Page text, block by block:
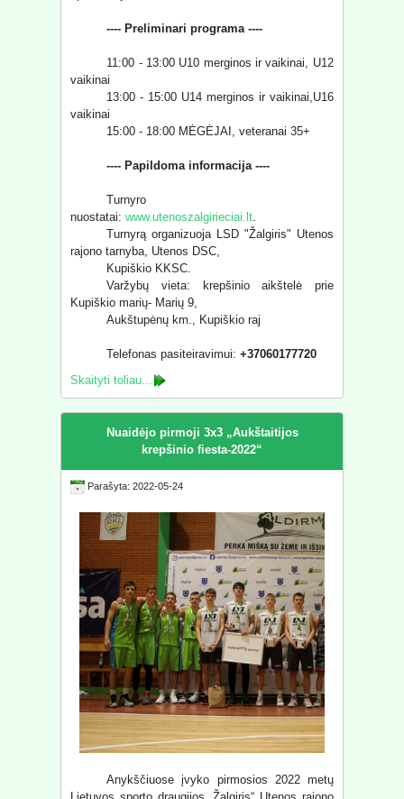
---- Preliminari programa ----
11:00 - 13:00 U10 merginos ir vaikinai, U12
vaikinai
13:00 - 15:00 U14 merginos ir vaikinai,U16
vaikinai
15:00 - 18:00 MĖGĖJAI, veteranai 35+
---- Papildoma informacija ----
Turnyro
nuostatai:www.utenoszalgirieciai.lt
Turnyrą organizuoja LSD "Žalgiris" Utenos
rajono tarnyba, Utenos DSC,
Kupiškio KKSC.
Varžybų vieta: krepšinio aikštelė prie
Kupiškio marių- Marių 9,
Aukštupėnų km., Kupiškio raj
Telefonas pasiteiravimui:+37060177720
Skaityti toliau...
Nuaidėjo pirmoji 3x3 „Aukštaitijos
krepšinio fiesta-2022“
Parašyta: 2022-05-24
Anykščiuose įvyko pirmosios 2022 metų